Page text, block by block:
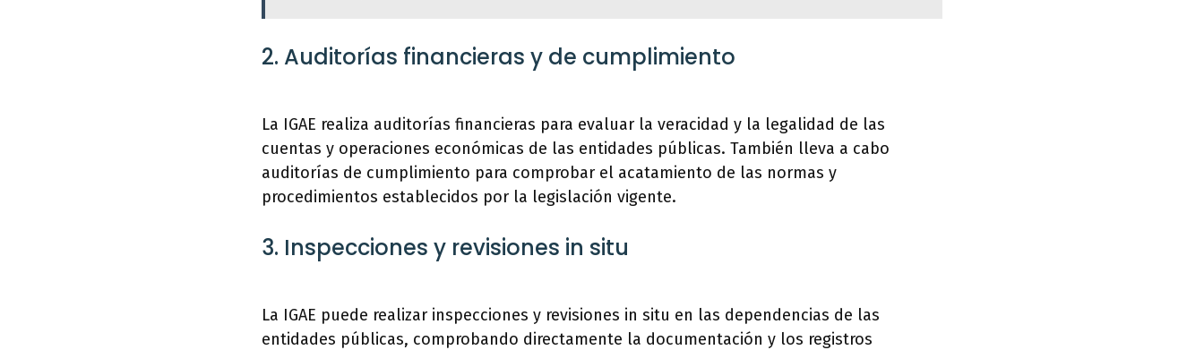
2. Auditorías financieras y de cumplimiento
La IGAE realiza auditorías financieras para evaluar la veracidad y la legalidad de las
cuentas y operaciones económicas de las entidades públicas. También lleva a cabo
auditorías de cumplimiento para comprobar el acatamiento de las normas y
procedimientos establecidos por la legislación vigente.
3. Inspecciones y revisiones in situ
La IGAE puede realizar inspecciones y revisiones in situ en las dependencias de las
entidades públicas, comprobando directamente la documentación y los registros